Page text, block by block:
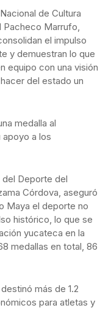
de Cultura
Pacheco Marrufo,
el impulso
y demuestran lo que
equipo con una visión
del estado un
medalla al
a los
Deporte del
Córdova, aseguró
Maya el deporte no
histórico, lo que se
yucateca en la
medallas en total, 86
más de 1.2
para atletas y